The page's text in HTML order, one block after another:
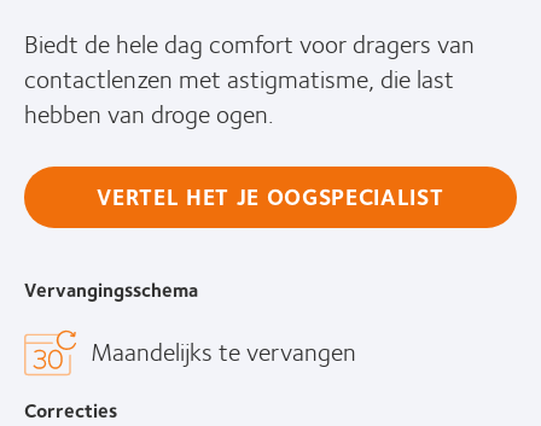
Biedt de hele dag comfort voor dragers van
contactlenzen met astigmatisme, die last
hebben van droge ogen.
VERTEL HET JE OOGSPECIALIST
Vervangingsschema
Maandelijks te vervangen
Correcties